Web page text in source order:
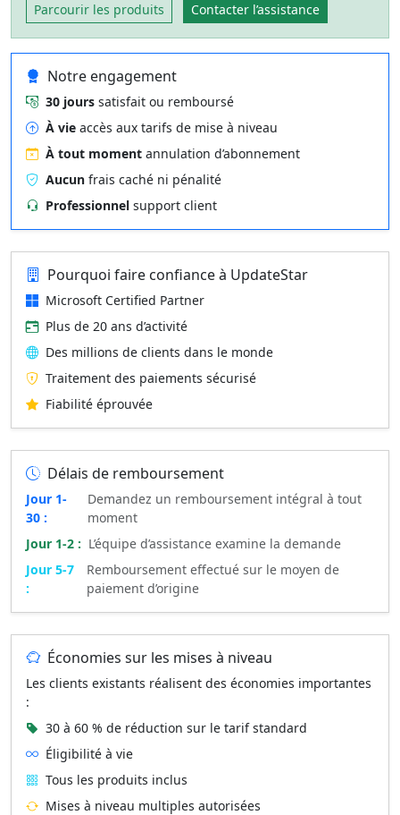
Parcourir les produits Contacter l’assistance
Notre engagement
30 jours satisfait ou remboursé
À vie accès aux tarifs de mise à niveau
À tout moment annulation d’abonnement
Aucun frais caché ni pénalité
Professionnel support client
Pourquoi faire confiance à UpdateStar
Microsoft Certified Partner
Plus de 20 ans d’activité
Des millions de clients dans le monde
Traitement des paiements sécurisé
Fiabilité éprouvée
Délais de remboursement
Jour 1-
30 :
Demandez un remboursement intégral à tout
moment
Jour 1-2 : L’équipe d’assistance examine la demande
Jour 5-7
:
Remboursement effectué sur le moyen de
paiement d’origine
Économies sur les mises à niveau
Les clients existants réalisent des économies importantes
:
30 à 60 % de réduction sur le tarif standard
Éligibilité à vie
Tous les produits inclus
Mises à niveau multiples autorisées